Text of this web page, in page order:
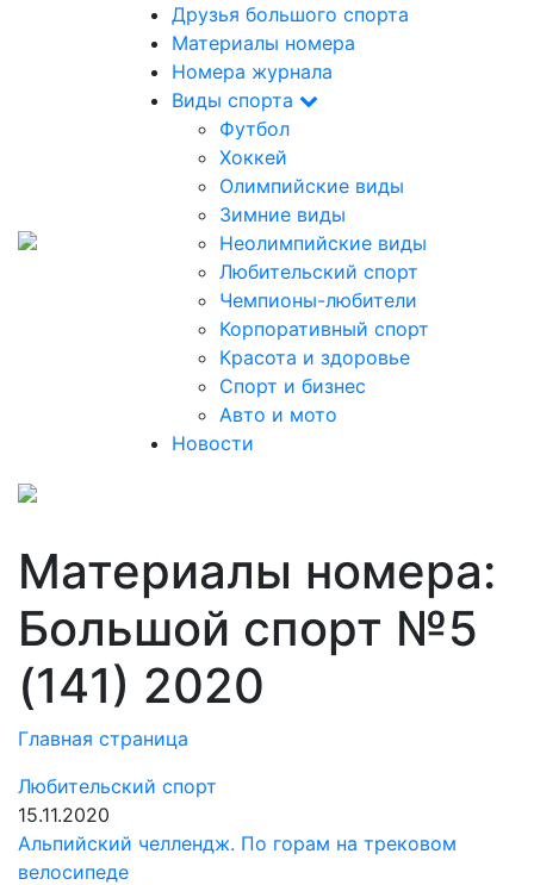
Друзья большого спорта
Материалы номера
Номера журнала
Виды спорта
Футбол
Хоккей
Олимпийские виды
Зимние виды
Неолимпийские виды
Любительский спорт
Чемпионы-любители
Корпоративный спорт
Красота и здоровье
Спорт и бизнес
Авто и мото
Новости
Материалы номера:
Большой спорт №5
(141) 2020
Главная страница
Любительский спорт
15.11.2020
Альпийский челлендж. По горам на трековом
велосипеде